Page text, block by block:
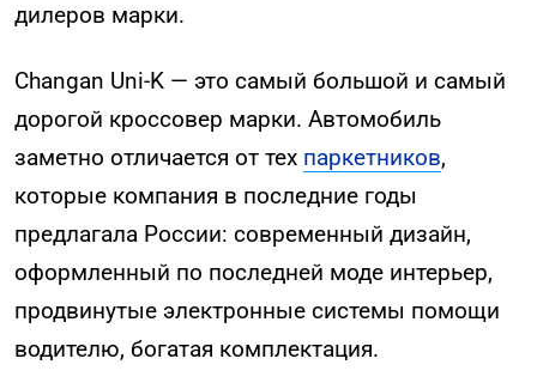
дилеров марки.
Changan Uni-K — это самый большой и самый
дорогой кроссовер марки. Автомобиль
заметно отличается от тех паркетников,
которые компания в последние годы
предлагала России: современный дизайн,
оформленный по последней моде интерьер,
продвинутые электронные системы помощи
водителю, богатая комплектация.